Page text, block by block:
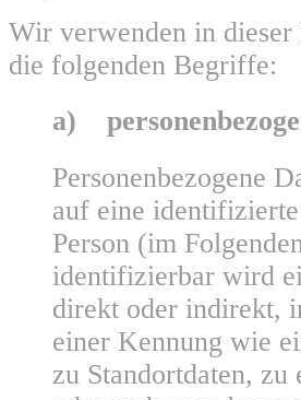
Wir verwenden in dieser
die folgenden Begriffe:
a)
Personenbezogene
auf eine
Person (im
identifizierbar wird
direkt oder indirekt,
einer Kennung wie
zu Standortdaten,